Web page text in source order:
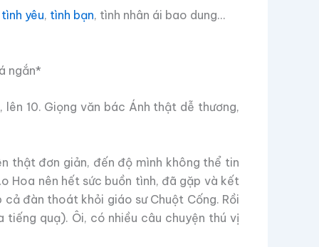
tình yêu, tình bạn, tình nhân ái bao dung…
ngắn*
10. Giọng văn bác Ánh thật dễ thương,
thật đơn giản, đến độ mình không thể tin
Hoa nên hết sức buồn tình, đã gặp và kết
đàn thoát khỏi giáo sư Chuột Cống. Rồi
quạ). Ôi, có nhiều câu chuyện thú vị